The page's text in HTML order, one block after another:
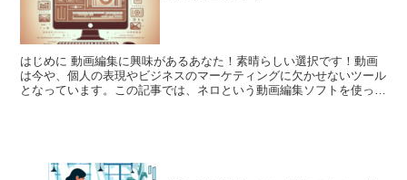
はじめに 動画編集に興味があるあなた！素晴らしい選択です！動画
は今や、個人の表現やビジネスのマーケティングに欠かせないツール
となっています。この記事では、ネロという動画編集ソフトを使った